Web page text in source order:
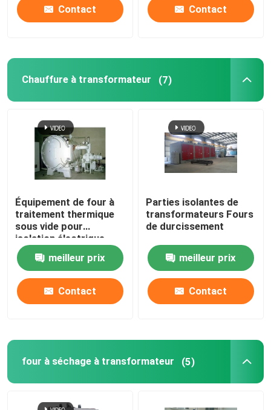
éolienne de transformateur
four à séchage à transformateur
Machine de coulée à la résine sous vide
Dispositif d'injection de mélange sous vide
fourneau de recuit sous vide
Coulée sous vide
Le CRGO et le CRNGO
Contact Contact
Chauffure à transformateur (7)
Équipement de four à
traitement thermique
sous vide pour
isolation électrique
meilleur prix
Contact
Parties isolantes de
transformateurs Fours
de durcissement
meilleur prix
Contact
four à séchage à transformateur (5)